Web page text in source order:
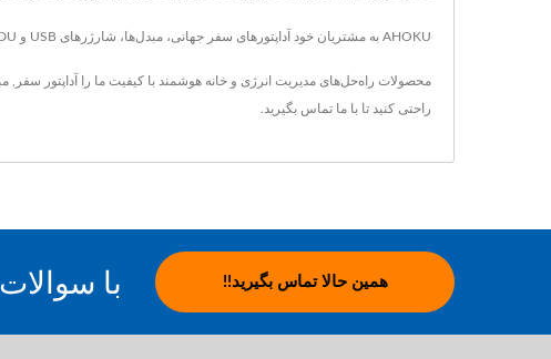
AHOKU به مشتریان خود آداپتورهای سفر جهانی، مبدل‌ها، شارژرهای USB و PDUهای رک‌مونت ایمن و با کیفیت بالا ارائه می‌دهد. با فناوری پیشرفته و 35 سال تجربه، AHOKU اطمینان می‌دهد که نیازهای هر مشتری برآورده می‌شود.
محصولات راه‌حل‌های مدیریت انرژی و خانه هوشمند با کیفیت ما را آداپتور سفر
راحتی کنید تا با ما تماس بگیرید
با همین حالا تماس بگیرید!!